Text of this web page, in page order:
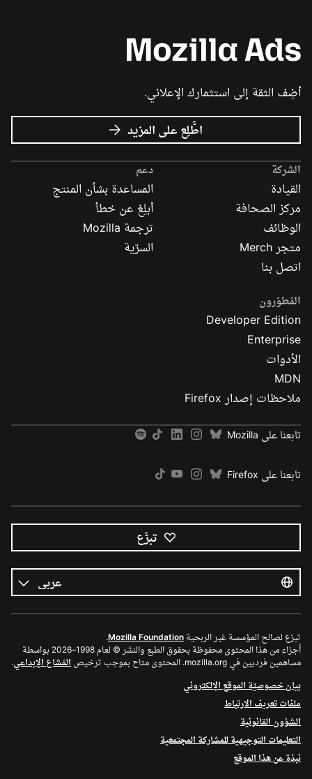
أضِف الثقة إلى استثمارك الإعلاني.
اطَّلِع على المزيد عن
إعلانات
Mozilla
الشركة
القيادة
مركز الصحافة
الوظائف
متجر Merch
اتصل بنا
دعم
المساعدة بشأن المنتج
أبلِغ عن خطأ
ترجمة Mozilla
السرّية
المُطوّرون
Developer Edition
Enterprise
الأدوات
MDN
ملاحظات إصدار Firefox
تابعنا على Mozilla
تابعنا على Firefox
تبرَّع
اللغات
اللغة
تبرّع لصالح المؤسسة غير الربحية Mozilla Foundation
.
أجزاء من هذا المحتوى محفوظة بحقوق الطبع والنشر © لعام 1998–2026 بواسطة
مساهمين فرديين في mozilla.org. المحتوى متاح بموجب ترخيص
المَشاع الإبداعي.
بيان خصوصيّة الموقع الإلكتروني
ملفات تعريف الارتباط
الشؤون القانونية
التعليمات التوجيهية للمشاركة المجتمعية
نبذة عن هذا الموقع